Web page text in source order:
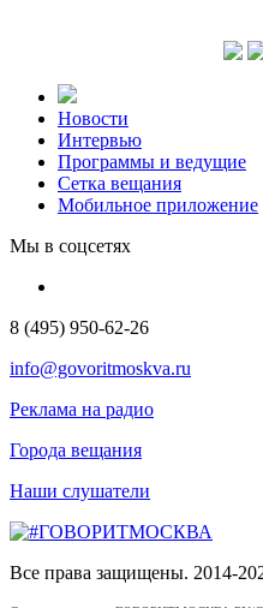
Новости
Интервью
Программы и ведущие
Сетка вещания
Мобильное приложение
Мы в соцсетях
8 (495) 950-62-26
info@govoritmoskva.ru
Реклама на радио
Города вещания
Наши слушатели
Все права защищены. 2014-